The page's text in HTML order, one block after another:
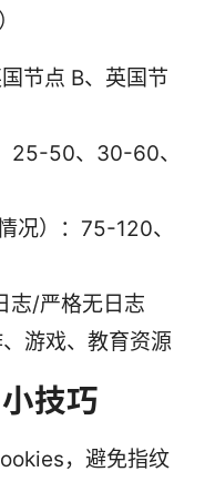
节点 B、英国节
25-50、30-60、
况）：75-120、
志/严格无日志
游戏、教育资源
技巧
，避免指纹